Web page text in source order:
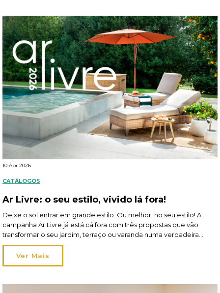
10 Abr 2026
CATÁLOGOS
Ar Livre: o seu estilo, vivido lá fora!
Deixe o sol entrar em grande estilo. Ou melhor: no seu estilo! A
campanha Ar Livre já está cá fora com três propostas que vão
transformar o seu jardim, terraço ou varanda numa verdadeira
extensão de si. Em 2026, viver o exterior ganha um novo
significado: os espaços tornam-se mais flexíveis, acompanham os
seus momentos […]
Ver Mais